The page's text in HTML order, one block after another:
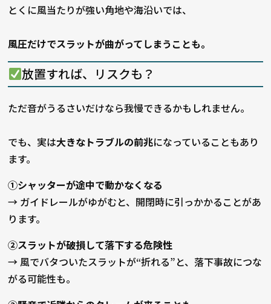
とくに風当たりが強い角地や海沿いでは、
風圧だけでスラットが曲がってしまうことも。
放置すれば、リスクも？
ただ音がうるさいだけなら我慢できるかもしれません。
でも、実は大きなトラブルの前兆になっていることもあり
ます。
①シャッターが途中で動かなくなる
→ ガイドレールがゆがむと、開閉時に引っかかることがあ
ります。
②スラットが破損して落下する危険性
→ 風でバタついたスラットが“折れる”と、落下事故につな
がる可能性も。